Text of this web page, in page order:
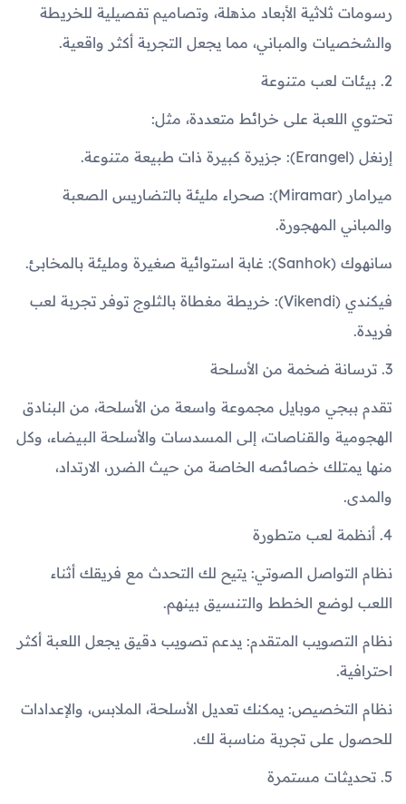
رسومات ثلاثية الأبعاد مذهلة، وتصاميم تفصيلية للخريطة
والشخصيات والمباني، مما يجعل التجربة أكثر واقعية.
2. بيئات لعب متنوعة
تحتوي اللعبة على خرائط متعددة، مثل:
إرنغل (Erangel): جزيرة كبيرة ذات طبيعة متنوعة.
ميرامار (Miramar): صحراء مليئة بالتضاريس الصعبة
والمباني المهجورة.
سانهوك (Sanhok): غابة استوائية صغيرة ومليئة بالمخابئ.
فيكندي (Vikendi): خريطة مغطاة بالثلوج توفر تجربة لعب
فريدة.
3. ترسانة ضخمة من الأسلحة
تقدم ببجي موبايل مجموعة واسعة من الأسلحة، من البنادق
الهجومية والقناصات، إلى المسدسات والأسلحة البيضاء، وكل
منها يمتلك خصائصه الخاصة من حيث الضرر، الارتداد،
والمدى.
4. أنظمة لعب متطورة
نظام التواصل الصوتي: يتيح لك التحدث مع فريقك أثناء
اللعب لوضع الخطط والتنسيق بينهم.
نظام التصويب المتقدم: يدعم تصويب دقيق يجعل اللعبة أكثر
احترافية.
نظام التخصيص: يمكنك تعديل الأسلحة، الملابس، والإعدادات
للحصول على تجربة مناسبة لك.
5. تحديثات مستمرة